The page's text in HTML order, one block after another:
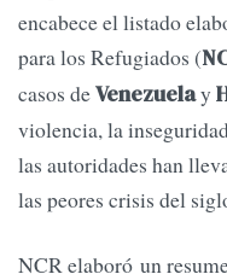
encabece el listado
para los Refugiados (
casos deVenezuelay
violencia, la
las autoridades han
las peores crisis del
NCR elaboró un